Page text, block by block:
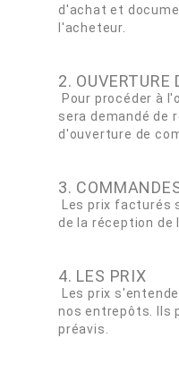
d'achat et
l'acheteur.
2. OUVERTURE
Pour procéder à
sera demandé de
d'ouverture de
3.
Les prix facturés
de la réception de
4. LES PRIX
Les prix
nos entrepôts. Ils
préavis.